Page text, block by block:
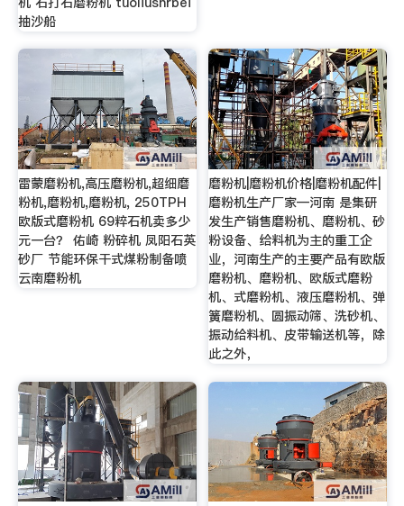
抽沙船
雷蒙磨粉机,高压磨粉机,超细磨
粉机,磨粉机,磨粉机, 250TPH
欧版式磨粉机 69粹石机卖多少
元一台？ 佑崎 粉碎机 凤阳石英
砂厂 节能环保干式煤粉制备喷
云南磨粉机
磨粉机|磨粉机价格|磨粉机配件|
磨粉机生产厂家—河南 是集研
发生产销售磨粉机、磨粉机、砂
粉设备、给料机为主的重工企
业，河南生产的主要产品有欧版
磨粉机、磨粉机、欧版式磨粉
机、式磨粉机、液压磨粉机、弹
簧磨粉机、圆振动筛、洗砂机、
振动给料机、皮带输送机等，除
此之外，